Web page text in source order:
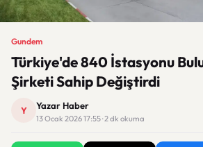
Gundem
Türkiye'de 840 İstasyonu
Şirketi Sahip Değiştirdi
Y Yazar Haber
13 Ocak 2026 17:55 · 2 dk okuma